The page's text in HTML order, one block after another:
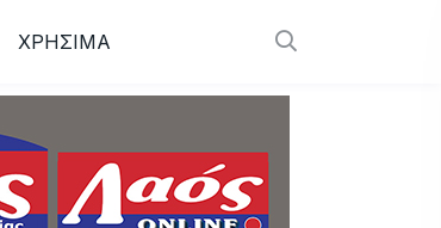
ΧΡΗΣΙΜΑ